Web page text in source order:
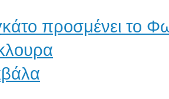
προσμένει το